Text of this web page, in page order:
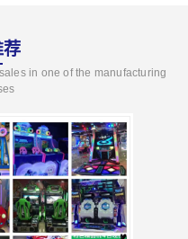
荐
in one of the manufacturing